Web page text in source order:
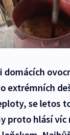
domácích
extrémních
se letos
proto hlásí